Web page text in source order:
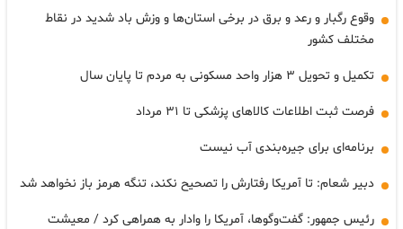
وقوع رگبار و رعد و برق در برخی استان‌ها و وزش باد شدید در نقاط
مختلف کشور
تکمیل و تحویل ۳ هزار واحد مسکونی به مردم تا پایان سال
فرصت ثبت اطلاعات کالاهای پزشکی تا ۳۱ مرداد
برنامه‌ای برای جیره‌بندی آب نیست
دبیر شعام: تا آمریکا رفتارش را تصحیح نکند، تنگه هرمز باز نخواهد شد
رئیس جمهور: گفت‌وگوها، آمریکا را وادار به همراهی کرد / معیشت